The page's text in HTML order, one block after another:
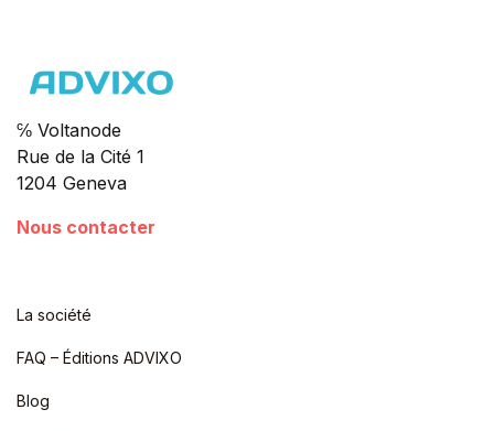
℅ Voltanode
Rue de la Cité 1
1204 Geneva
Nous contacter
La société
FAQ – Éditions ADVIXO
Blog